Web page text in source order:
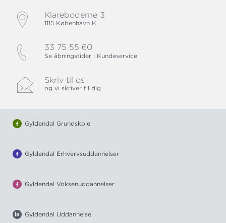
Klareboderne 3
1115 København K
33 75 55 60
Se åbningstider i Kundeservice
Skriv til os
og vi skriver til dig
Gyldendal Grundskole
Gyldendal Erhvervsuddannelser
Gyldendal Voksenuddannelser
Gyldendal Uddannelse